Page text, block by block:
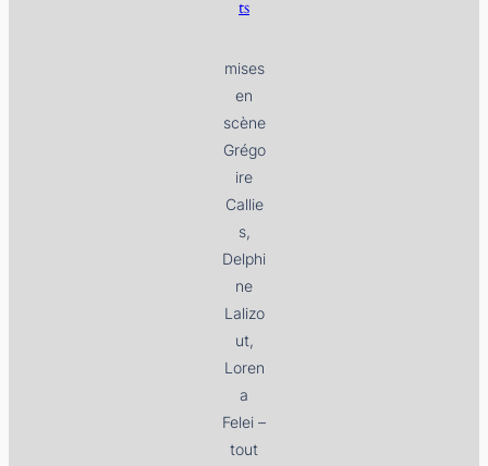
ts
mises
en
scène
Grégo
ire
Callie
s,
Delphi
ne
Lalizo
ut,
Loren
a
Felei –
tout